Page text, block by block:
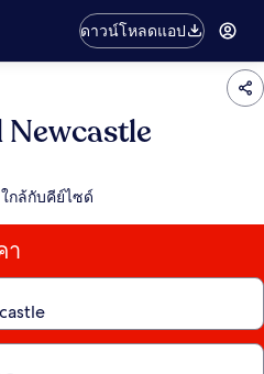
ดาวน์โหลดแอป
กล้กับคีย์ไซด์
า